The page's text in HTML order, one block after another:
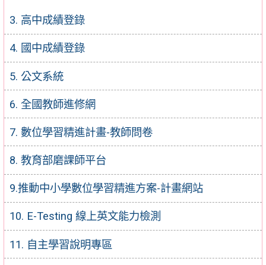
3. 高中成績登錄
4. 國中成績登錄
5. 公文系統
6. 全國教師進修網
7. 數位學習精進計畫-教師問卷
8. 教育部磨課師平台
9.推動中小學數位學習精進方案-計畫網站
10. E-Testing 線上英文能力檢測
11. 自主學習說明專區